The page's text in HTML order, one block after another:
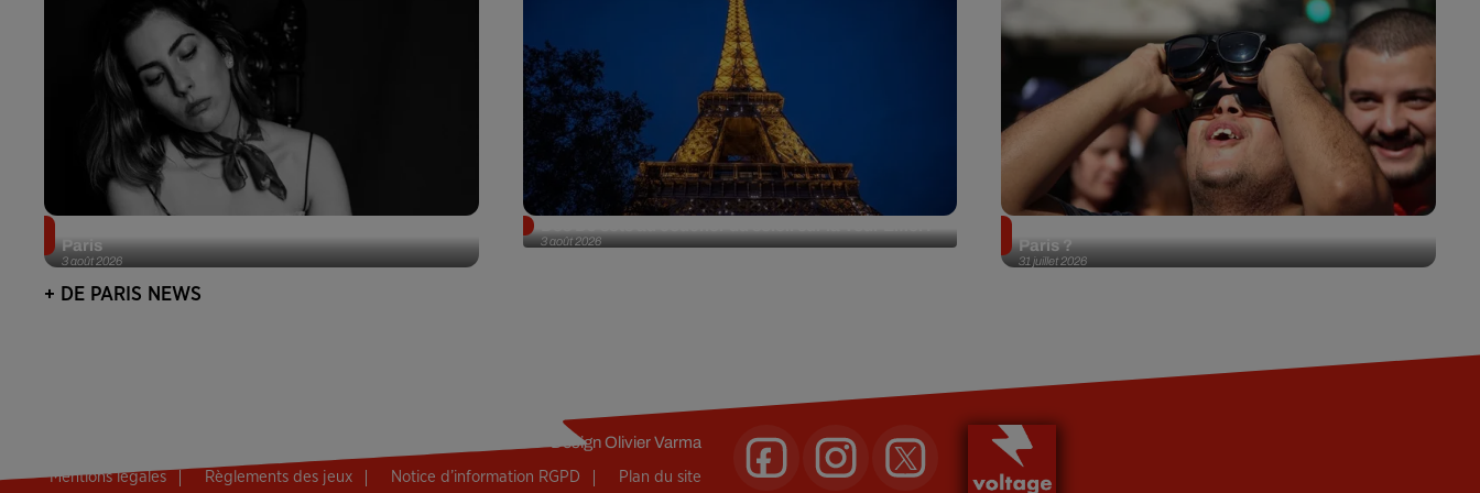
3 août 2026
Paris
3 août 2026
31 juillet 2026
Paris ?
+ DE PARIS NEWS
DesignOlivier Varma
Mentions légales Règlements des jeux Notice d’information RGPD Plan du site